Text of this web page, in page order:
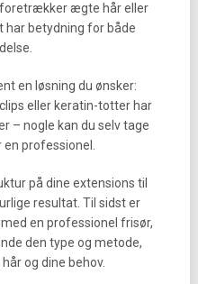
foretrækker ægte hår eller
har betydning for både
en løsning du ønsker:
eller keratin-totter har
– nogle kan du selv tage
professionel.
på dine extensions til
resultat. Til sidst er
en professionel frisør,
den type og metode,
og dine behov.